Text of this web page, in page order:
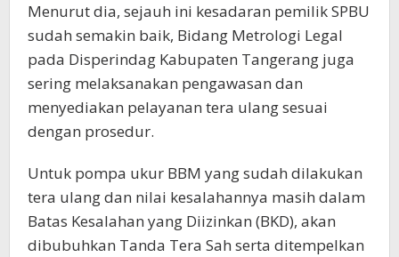
Menurut dia, sejauh ini kesadaran pemilik SPBU
sudah semakin baik, Bidang Metrologi Legal
pada Disperindag Kabupaten Tangerang juga
sering melaksanakan pengawasan dan
menyediakan pelayanan tera ulang sesuai
dengan prosedur.
Untuk pompa ukur BBM yang sudah dilakukan
tera ulang dan nilai kesalahannya masih dalam
Batas Kesalahan yang Diizinkan (BKD), akan
dibubuhkan Tanda Tera Sah serta ditempelkan